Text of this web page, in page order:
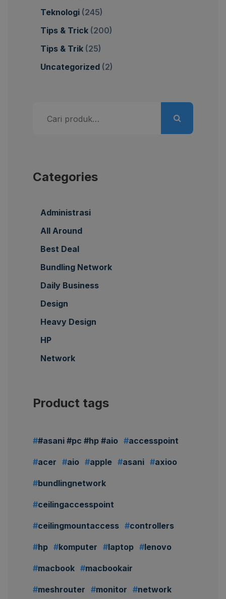
Teknologi (245)
Tips & Trick (200)
Tips & Trik (25)
Uncategorized (2)
untuk:
Categories
Administrasi
All Around
Best Deal
Bundling Network
Daily Business
Design
Heavy Design
HP
Network
Product tags
#asani #pc #hp #aio accesspoint
acer aio apple asani axioo
bundlingnetwork
ceilingaccesspoint
ceilingmountaccess controllers
hp komputer laptop lenovo
macbook macbookair
meshrouter monitor network